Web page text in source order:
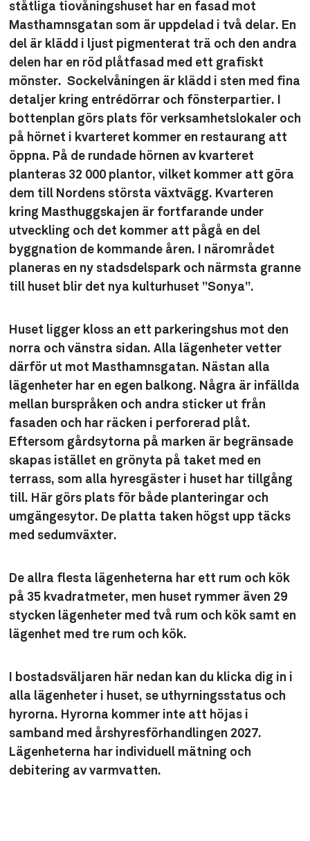
ståtliga tiovåningshuset har en fasad mot
Masthamnsgatan som är uppdelad i två delar. En
del är klädd i ljust pigmenterat trä och den andra
delen har en röd plåtfasad med ett grafiskt
mönster. Sockelvåningen är klädd i sten med fina
detaljer kring entrédörrar och fönsterpartier. I
bottenplan görs plats för verksamhetslokaler och
på hörnet i kvarteret kommer en restaurang att
öppna. På de rundade hörnen av kvarteret
planteras 32 000 plantor, vilket kommer att göra
dem till Nordens största växtvägg. Kvarteren
kring Masthuggskajen är fortfarande under
utveckling och det kommer att pågå en del
byggnation de kommande åren. I närområdet
planeras en ny stadsdelspark och närmsta granne
till huset blir det nya kulturhuset ”Sonya”.
Huset ligger kloss an ett parkeringshus mot den
norra och vänstra sidan. Alla lägenheter vetter
därför ut mot Masthamnsgatan. Nästan alla
lägenheter har en egen balkong. Några är infällda
mellan burspråken och andra sticker ut från
fasaden och har räcken i perforerad plåt.
Eftersom gårdsytorna på marken är begränsade
skapas istället en grönyta på taket med en
terrass, som alla hyresgäster i huset har tillgång
till. Här görs plats för både planteringar och
umgängesytor. De platta taken högst upp täcks
med sedumväxter.
De allra flesta lägenheterna har ett rum och kök
på 35 kvadratmeter, men huset rymmer även 29
stycken lägenheter med två rum och kök samt en
lägenhet med tre rum och kök.
I bostadsväljaren här nedan kan du klicka dig in i
alla lägenheter i huset, se uthyrningsstatus och
hyrorna. Hyrorna kommer inte att höjas i
samband med årshyresförhandlingen 2027.
Lägenheterna har individuell mätning och
debitering av varmvatten.